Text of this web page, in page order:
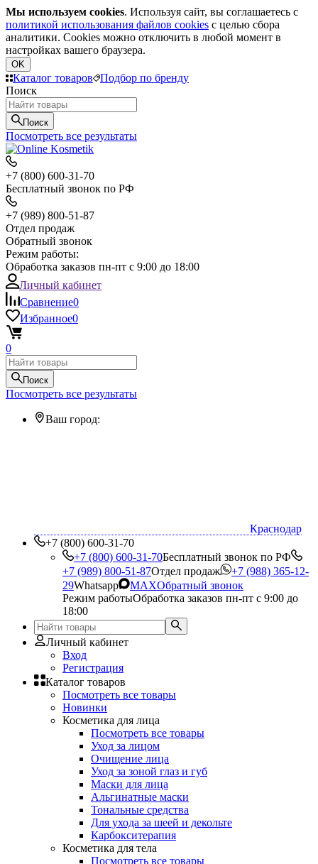
Мы используем cookies. Используя сайт, вы соглашаетесь с
политикой использования файлов cookies с целью сбора
аналитики. Cookies можно отключить в любой момент в
настройках вашего браузера.
OK
Каталог товаров
Подбор по бренду
Поиск
Поиск
Посмотреть все результаты
+7 (800) 600-31-70
Бесплатный звонок по РФ
+7 (989) 800-51-87
Отдел продаж
Обратный звонок
Режим работы:
Обработка заказов пн-пт с 9:00 до 18:00
Личный кабинет
Сравнение0
Избранное0
0
Поиск
Посмотреть все результаты
Ваш город:
Краснодар
+7 (800) 600-31-70
+7 (800) 600-31-70Бесплатный звонок по РФ
+7 (989) 800-51-87Отдел продаж
+7 (988) 365-12-
29Whatsapp MAXОбратный звонок
Режим работыОбработка заказов пн-пт с 9:00 до
18:00
Личный кабинет
Вход
Регистрация
Каталог товаров
Посмотреть все товары
Новинки
Косметика для лица
Посмотреть все товары
Уход за лицом
Очищение лица
Уход за зоной глаз и губ
Маски для лица
Альгинатные маски
Тональные средства
Для ухода за шеей и декольте
Карбокситерапия
Косметика для тела
Посмотреть все товары